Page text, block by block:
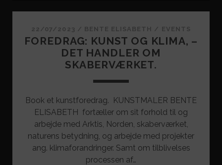
22/07/2023 / BENTE ELISABETH / EVENTS
FOREDRAG: KUNST OG KLIMA, –
DET HANDLER OM
SKABERVÆRKET.
Book et kunstforedrag. KUNSTMALER BENTE
ELISABETH fortæller om sit forhold til og
arbejde med Arktis, Norden, skaberværket,
naturens betydning, og arbejde med projekter
ang. klimaforandringer. Samt om tilblivelses
processen af…